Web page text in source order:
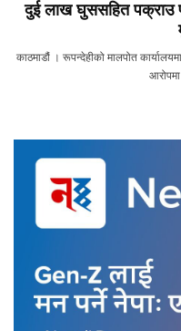
दुई लाख घुससहित पक्राउ
काठमाडौं । रूपन्देहीको मालपोत
आरोपमा